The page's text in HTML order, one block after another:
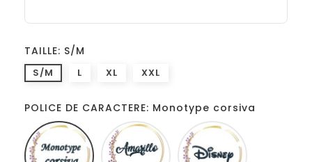
TAILLE: S/M
S/M L XL XXL
POLICE DE CARACTERE: Monotype corsiva
Monotype
corsiva
Amarillo